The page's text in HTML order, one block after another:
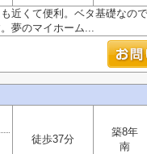
近くて便利。ベタ基礎なの
夢のマイホーム...
徒歩37分
築8年
南